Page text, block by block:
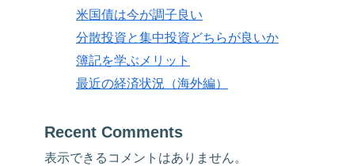
米国債は今が調子良い
分散投資と集中投資どちらが良いか
簿記を学ぶメリット
最近の経済状況（海外編）
Recent Comments
表示できるコメントはありません。